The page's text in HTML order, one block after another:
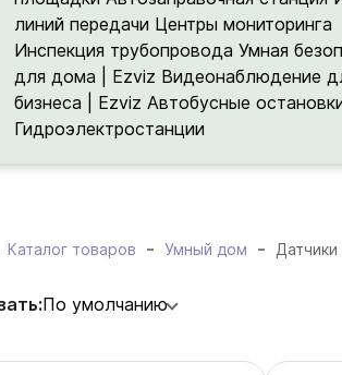
линий передачи Центры мониторинга
Инспекция трубопровода Умная
для дома | Ezviz Видеонаблюдение
бизнеса | Ezviz Автобусные
Гидроэлектростанции
Каталог товаров Умный дом Датчики
По умолчанию